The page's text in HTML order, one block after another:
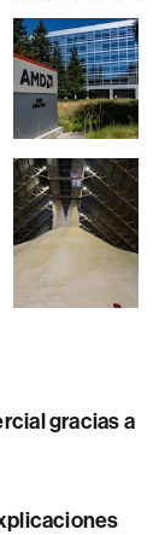
gracias a